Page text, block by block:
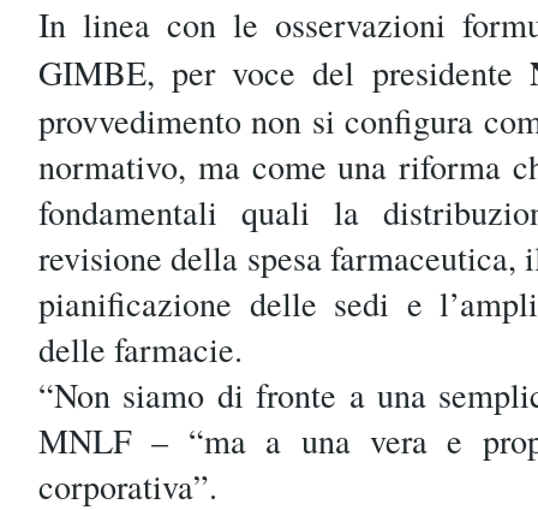
In linea con le osservazioni
GIMBE, per voce del presidente
provvedimento non si configura
normativo, ma come una riforma
fondamentali quali la
revisione della spesa farmaceutica,
pianificazione delle sedi e
delle farmacie.
“Non siamo di fronte a una
MNLF – “ma a una vera e
corporativa”.